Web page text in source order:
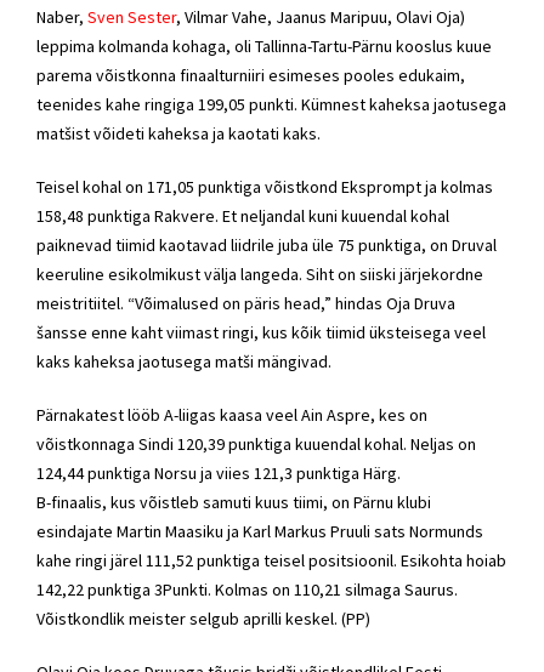
Naber, Sven Sester, Vilmar Vahe, Jaanus Maripuu, Olavi Oja)
leppima kolmanda kohaga, oli Tallinna-Tartu-Pärnu kooslus kuue
parema võistkonna finaalturniiri esimeses pooles edukaim,
teenides kahe ringiga 199,05 punkti. Kümnest kaheksa jaotusega
matšist võideti kaheksa ja kaotati kaks.
Teisel kohal on 171,05 punktiga võistkond Eksprompt ja kolmas
158,48 punktiga Rakvere. Et neljandal kuni kuuendal kohal
paiknevad tiimid kaotavad liidrile juba üle 75 punktiga, on Druval
keeruline esikolmikust välja langeda. Siht on siiski järjekordne
meistritiitel. “Võimalused on päris head,” hindas Oja Druva
šansse enne kaht viimast ringi, kus kõik tiimid üksteisega veel
kaks kaheksa jaotusega matši mängivad.
Pärnakatest lööb A-liigas kaasa veel Ain Aspre, kes on
võistkonnaga Sindi 120,39 punktiga kuuendal kohal. Neljas on
124,44 punktiga Norsu ja viies 121,3 punktiga Härg.
B-finaalis, kus võistleb samuti kuus tiimi, on Pärnu klubi
esindajate Martin Maasiku ja Karl Markus Pruuli sats Normunds
kahe ringi järel 111,52 punktiga teisel positsioonil. Esikohta hoiab
142,22 punktiga 3Punkti. Kolmas on 110,21 silmaga Saurus.
Võistkondlik meister selgub aprilli keskel. (PP)